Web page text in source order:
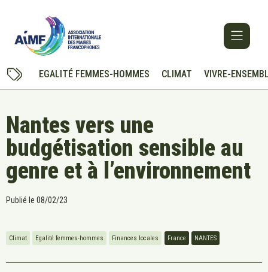
EGALITÉ FEMMES-HOMMES CLIMAT VIVRE-
Nantes vers une
budgétisation sensible au
genre et à l’environnement
Publié le 08/02/23
Climat Egalité femmes-hommes Finances locales France NANTES